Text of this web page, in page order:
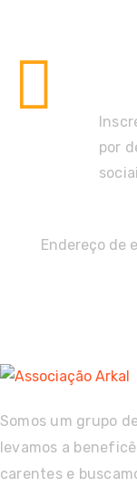
por
Somos um grupo
levamos a
carentes e